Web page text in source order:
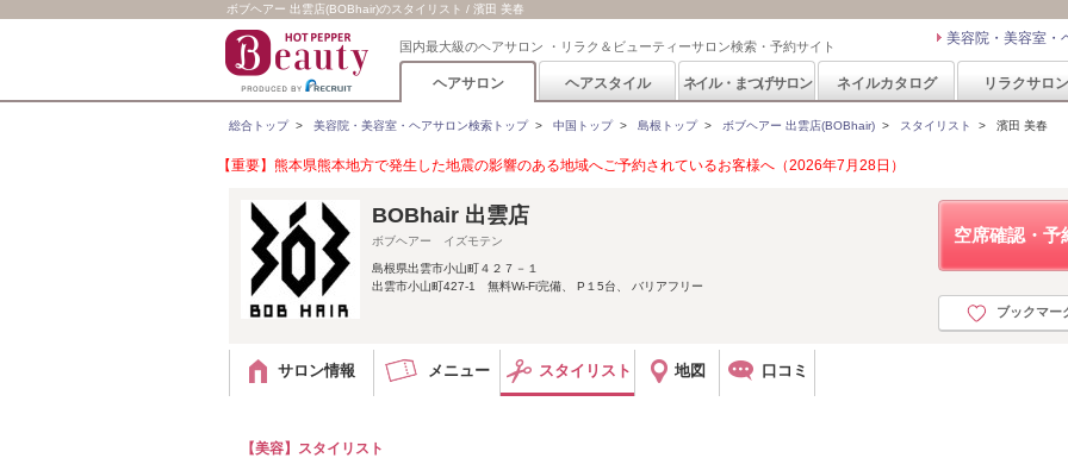
ボブヘアー 出雲店(BOBhair)のスタイリスト / 濱田 美春
国内最大級のヘアサロン ・リラク＆ビューティーサロン検索・予約サイト 美容院・美容室・
ヘアサロン ヘアスタイル ネイル・まつげサロン ネイルカタログ リラクサロン
総合トップ> 美容院・美容室・ヘアサロン検索トップ> 中国トップ> 島根トップ> ボブヘアー 出雲店(BOBhair) > スタイリスト > 濱田 美春
【重要】熊本県熊本地方で発生した地震の影響のある地域へご予約されているお客様へ（2026年7月28日）
空席確認・予
ブックマー
BOBhair 出雲店
ボブヘアー イズモテン
島根県出雲市小山町４２７－１
出雲市小山町427-1 無料Wi-Fi完備、 P１5台、 バリアフリー
サロン情報 メニュー スタイリスト 地図 口コミ
【美容】スタイリスト